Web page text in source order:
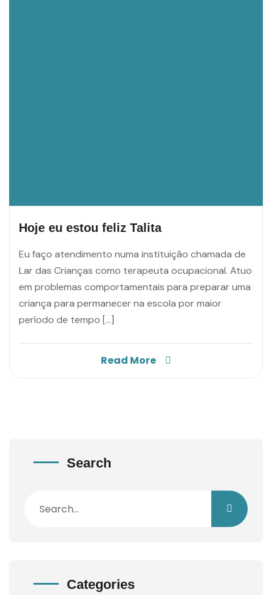
Hoje eu estou feliz Talita
Eu faço atendimento numa instituição chamada de
Lar das Crianças como terapeuta ocupacional. Atuo
em problemas comportamentais para preparar uma
criança para permanecer na escola por maior
período de tempo […]
Read More
Search
Categories